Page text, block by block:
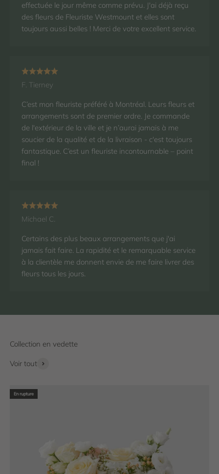
effectuée le jour même comme prévu. J'ai déjà reçu
des fleurs de Fleuriste Westmount et elles sont
toujours aussi belles ! Merci de votre excellent service.
F. Tierney
C’est mon fleuriste préféré à Montréal. Leurs fleurs et
arrangements sont de premier ordre. Je commande
de l'extérieur de la ville et je n’aurai jamais à me
soucier de la qualité et de la livraison - c'est toujours
fantastique. C’est un fleuriste incontournable – point
final !
Michael C.
Certains des plus beaux arrangements que j'ai
jamais fait faire. La rapidité et le remarquable service
à la clientèle me donnent envie de me faire livrer des
fleurs tous les jours.
Voir tout
En rupture